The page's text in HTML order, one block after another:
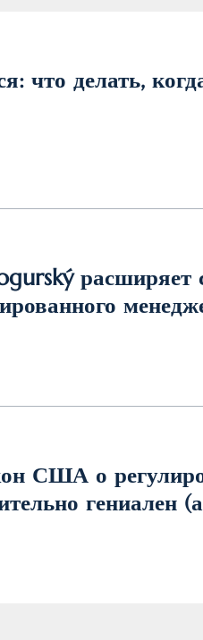
что делать,
расширяет
США о
гениален